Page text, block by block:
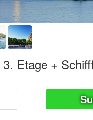
Etage +